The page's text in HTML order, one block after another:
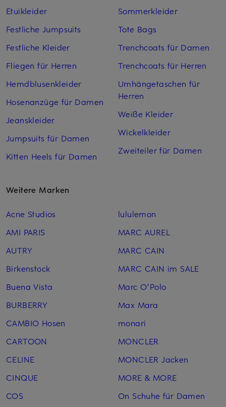
Etuikleider
Festliche Jumpsuits
Festliche Kleider
Fliegen für Herren
Hemdblusenkleider
Hosenanzüge für Damen
Jeanskleider
Jumpsuits für Damen
Kitten Heels für Damen
Sommerkleider
Tote Bags
Trenchcoats für Damen
Trenchcoats für Herren
Umhängetaschen für
Herren
Weiße Kleider
Wickelkleider
Zweiteiler für Damen
Weitere Marken
Acne Studios
AMI PARIS
AUTRY
Birkenstock
Buena Vista
BURBERRY
CAMBIO Hosen
CARTOON
CELINE
CINQUE
COS
lululemon
MARC AUREL
MARC CAIN
MARC CAIN im SALE
Marc O'Polo
Max Mara
monari
MONCLER
MONCLER Jacken
MORE & MORE
On Schuhe für Damen